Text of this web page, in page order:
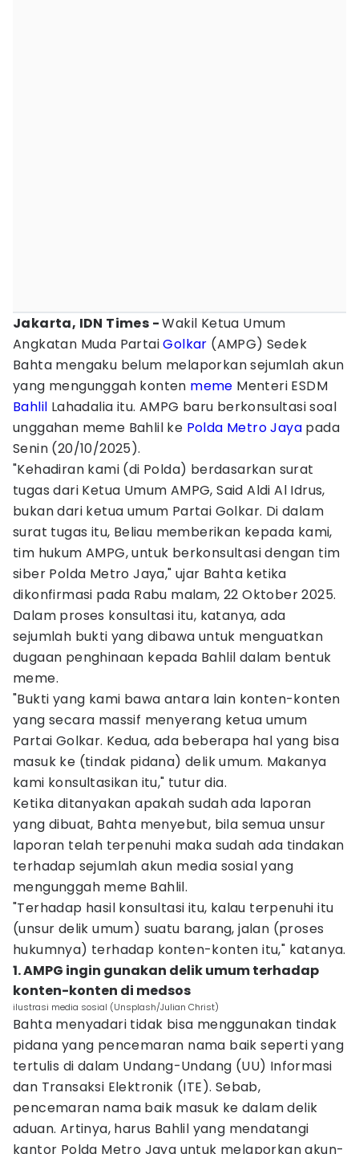
Jakarta, IDN Times -Wakil Ketua Umum
Angkatan Muda PartaiGolkar (AMPG) Sedek
Bahta mengaku belum melaporkan sejumlah akun
yang mengunggah konten meme Menteri ESDM
Bahlil Lahadalia itu. AMPG baru berkonsultasi soal
unggahan meme Bahlil ke Polda Metro Jaya pada
Senin (20/10/2025).
"Kehadiran kami (di Polda) berdasarkan surat
tugas dari Ketua Umum AMPG, Said Aldi Al Idrus,
bukan dari ketua umum Partai Golkar. Di dalam
surat tugas itu, Beliau memberikan kepada kami,
tim hukum AMPG, untuk berkonsultasi dengan tim
siber Polda Metro Jaya," ujar Bahta ketika
dikonfirmasi pada Rabu malam, 22 Oktober 2025.
Dalam proses konsultasi itu, katanya, ada
sejumlah bukti yang dibawa untuk menguatkan
dugaan penghinaan kepada Bahlil dalam bentuk
meme.
"Bukti yang kami bawa antara lain konten-konten
yang secara massif menyerang ketua umum
Partai Golkar. Kedua, ada beberapa hal yang bisa
masuk ke (tindak pidana) delik umum. Makanya
kami konsultasikan itu," tutur dia.
Ketika ditanyakan apakah sudah ada laporan
yang dibuat, Bahta menyebut, bila semua unsur
laporan telah terpenuhi maka sudah ada tindakan
terhadap sejumlah akun media sosial yang
mengunggah meme Bahlil.
"Terhadap hasil konsultasi itu, kalau terpenuhi itu
(unsur delik umum) suatu barang, jalan (proses
hukumnya) terhadap konten-konten itu," katanya.
1. AMPG ingin gunakan delik umum terhadap
konten-konten di medsos
ilustrasi media sosial (Unsplash/Julian Christ)
Bahta menyadari tidak bisa menggunakan tindak
pidana yang pencemaran nama baik seperti yang
tertulis di dalam Undang-Undang (UU) Informasi
dan Transaksi Elektronik (ITE). Sebab,
pencemaran nama baik masuk ke dalam delik
aduan. Artinya, harus Bahlil yang mendatangi
kantor Polda Metro Jaya untuk melaporkan akun-